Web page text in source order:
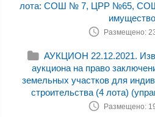
лота: СОШ № 7, ЦРР №65, СОШ
Размещено:
АУКЦИОН 22.12.2021.
аукциона на право
земельных участков для
строительства (4 лота)
Размещено: